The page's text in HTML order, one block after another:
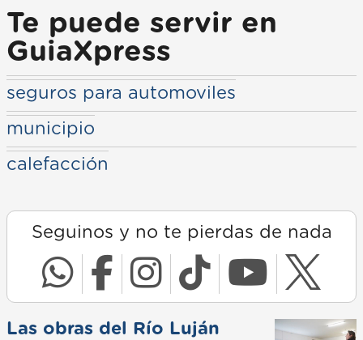
Te puede servir en
GuiaXpress
seguros para automoviles
municipio
calefacción
Seguinos y no te pierdas de nada
Las obras del Río Luján